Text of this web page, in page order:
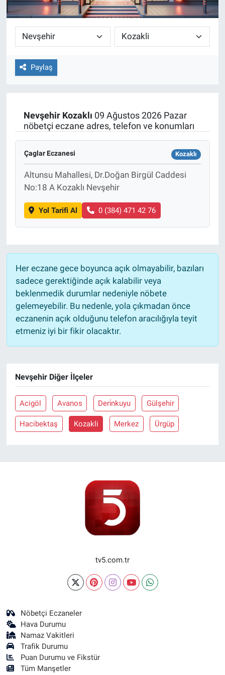
Paylaş
Nevşehir Kozaklı 09 Ağustos 2026 Pazar
nöbetçi eczane adres, telefon ve konumları
Çaglar Eczanesi Kozaklı
Altunsu Mahallesi, Dr.Doğan Birgül Caddesi
No:18 A Kozaklı Nevşehir
Yol Tarifi Al 0 (384) 471 42 76
Her eczane gece boyunca açık olmayabilir, bazıları
sadece gerektiğinde açık kalabilir veya
beklenmedik durumlar nedeniyle nöbete
gelemeyebilir. Bu nedenle, yola çıkmadan önce
eczanenin açık olduğunu telefon aracılığıyla teyit
etmeniz iyi bir fikir olacaktır.
Nevşehir Diğer İlçeler
Acigöl Avanos Deri̇nkuyu Gülşehir
Hacibektaş Kozakli Merkez Ürgüp
tv5.com.tr
Nöbetçi Eczaneler
Hava Durumu
Namaz Vakitleri
Trafik Durumu
Puan Durumu ve Fikstür
Tüm Manşetler